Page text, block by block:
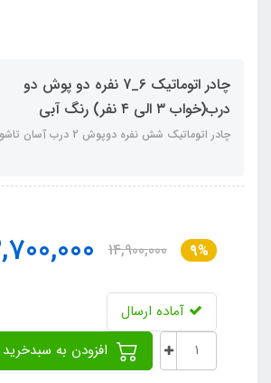
چادر اتوماتیک 6_7 نفره دو پوش دو
درب(خواب ۳ الی ۴ نفر) رنگ آبی
چادر اتوماتیک شش نفره دوپوش 2 درب آسان تاشو
9%
14,900,000
آماده ارسال